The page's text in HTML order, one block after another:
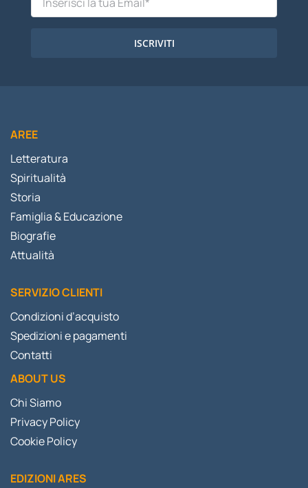
ISCRIVITI
AREE
Letteratura
Spiritualità
Storia
Famiglia & Educazione
Biografie
Attualità
SERVIZIO CLIENTI
Condizioni d’acquisto
Spedizioni e pagamenti
Contatti
ABOUT US
Chi Siamo
Privacy Policy
Cookie Policy
EDIZIONI ARES